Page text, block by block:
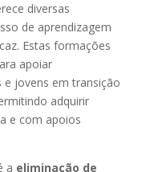
diversas
de aprendizagem
Estas formações
apoiar
e jovens em transição
adquirir
e com apoios
a eliminação de